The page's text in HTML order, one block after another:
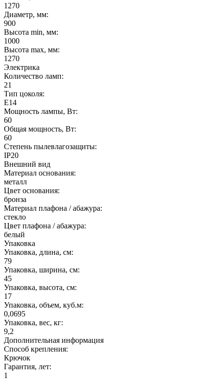
1270
Диаметр, мм:
900
Высота min, мм:
1000
Высота max, мм:
1270
Электрика
Количество ламп:
21
Тип цоколя:
E14
Мощность лампы, Вт:
60
Общая мощность, Вт:
60
Степень пылевлагозащиты:
IP20
Внешний вид
Материал основания:
металл
Цвет основания:
бронза
Материал плафона / абажура:
стекло
Цвет плафона / абажура:
белый
Упаковка
Упаковка, длина, см:
79
Упаковка, ширина, см:
45
Упаковка, высота, см:
17
Упаковка, объем, куб.м:
0,0695
Упаковка, вес, кг:
9,2
Дополнительная информация
Способ крепления:
Крючок
Гарантия, лет:
1